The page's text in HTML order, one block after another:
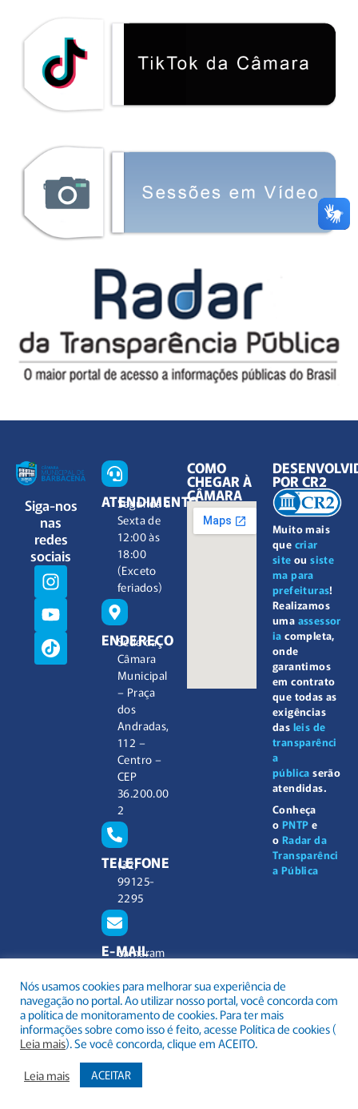
Siga-nos
nas
redes
sociais
ATENDIMENTO
Segunda à
Sexta de
12:00 às
18:00
(Exceto
feriados)
ENDEREÇO
Sede da
Câmara
Municipal
– Praça
dos
Andradas,
112 –
Centro –
CEP
36.200.00
2
TELEFONE
(32)
99125-
2295
E-MAIL
camaram
barbacen
a.mg.gov.
br
COMO
CHEGAR À
CÂMARA
Muito mais
que criar
site ousiste
ma para
prefeituras!
Realizamos
uma assessor
ia completa,
onde
garantimos
em contrato
que todas as
exigências
das leis de
transparênci
a
pública serão
atendidas.
Conheça
o PNTP e
o Radar da
Transparênci
a Pública
POR CR2
Todos os direitos reservados a Câmara Municipal Barbacena
Nós usamos cookies para melhorar sua experiência de
navegação no portal. Ao utilizar nosso portal, você concorda com
a política de monitoramento de cookies. Para ter mais
informações sobre como isso é feito, acesse Política de cookies (
Leia mais). Se você concorda, clique em ACEITO.
Leia mais
ACEITAR